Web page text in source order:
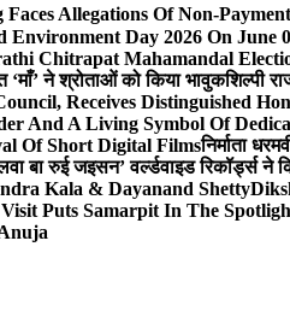
Allegations Of Non-
Environment Day 2026 On
Chitrapat Mahamandal
ने श्रोताओं को किया भावुकशिल्पी
Receives Distinguished
And A Living Symbol Of
Of Short Digital Filmsनिर्माता
बा रुई जइसन’ वर्ल्डवाइड रिकॉर्ड्स ने
Kala & Dayanand Shetty
Puts Samarpit In The